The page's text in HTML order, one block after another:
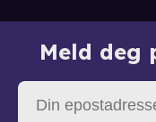
Meld deg